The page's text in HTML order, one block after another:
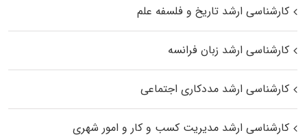
کارشناسی ارشد تاریخ و فلسفه علم
کارشناسی ارشد زبان فرانسه
کارشناسی ارشد مددکاری اجتماعی
کارشناسی ارشد مدیریت کسب و کار و امور شهری